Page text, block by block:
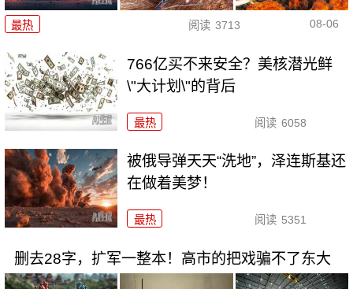
最热 阅读 3713 08-06
766亿买不来安全？美核潜光鲜
\"大计划\"的背后
最热 阅读 6058
被俄导弹天天“洗地”，泽连斯基还
在做着美梦！
最热 阅读 5351
删去28字，扩军一整本！高市的把戏骗不了东大